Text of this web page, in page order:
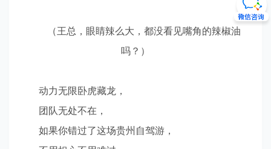
（王总，眼睛辣么大，都没看见嘴角的辣椒油
吗？）
动力无限卧虎藏龙，
团队无处不在，
如果你错过了这场贵州自驾游，